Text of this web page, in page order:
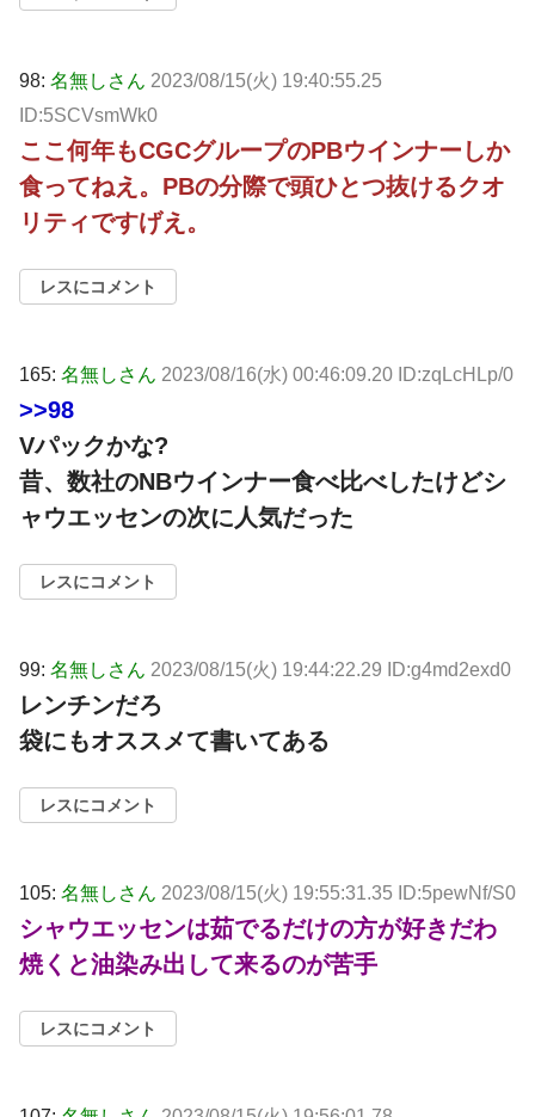
98: 名無しさん 2023/08/15(火) 19:40:55.25
ID:5SCVsmWk0
ここ何年もCGCグループのPBウインナーしか
食ってねえ。PBの分際で頭ひとつ抜けるクオ
リティですげえ。
レスにコメント
165: 名無しさん 2023/08/16(水) 00:46:09.20 ID:zqLcHLp/0
>>98
Vパックかな?
昔、数社のNBウインナー食べ比べしたけどシ
ャウエッセンの次に人気だった
レスにコメント
99: 名無しさん 2023/08/15(火) 19:44:22.29 ID:g4md2exd0
レンチンだろ
袋にもオススメて書いてある
レスにコメント
105: 名無しさん 2023/08/15(火) 19:55:31.35 ID:5pewNf/S0
シャウエッセンは茹でるだけの方が好きだわ
焼くと油染み出して来るのが苦手
レスにコメント